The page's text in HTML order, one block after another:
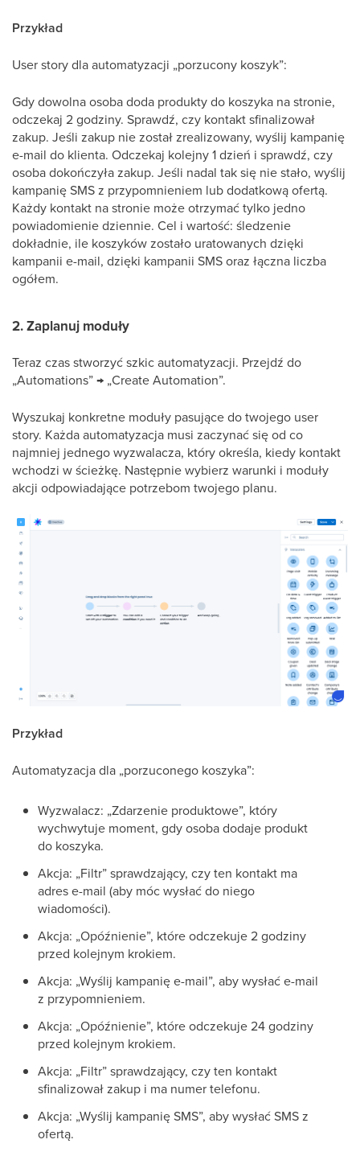
Przykład
User story dla automatyzacji „porzucony koszyk”:
Gdy dowolna osoba doda produkty do koszyka na stronie,
odczekaj 2 godziny. Sprawdź, czy kontakt sfinalizował
zakup. Jeśli zakup nie został zrealizowany, wyślij kampanię
e-mail do klienta. Odczekaj kolejny 1 dzień i sprawdź, czy
osoba dokończyła zakup. Jeśli nadal tak się nie stało, wyślij
kampanię SMS z przypomnieniem lub dodatkową ofertą.
Każdy kontakt na stronie może otrzymać tylko jedno
powiadomienie dziennie. Cel i wartość: śledzenie
dokładnie, ile koszyków zostało uratowanych dzięki
kampanii e-mail, dzięki kampanii SMS oraz łączna liczba
ogółem.
2. Zaplanuj moduły
Teraz czas stworzyć szkic automatyzacji. Przejdź do
„Automations” → „Create Automation”.
Wyszukaj konkretne moduły pasujące do twojego user
story. Każda automatyzacja musi zaczynać się od co
najmniej jednego wyzwalacza, który określa, kiedy kontakt
wchodzi w ścieżkę. Następnie wybierz warunki i moduły
akcji odpowiadające potrzebom twojego planu.
Przykład
Automatyzacja dla „porzuconego koszyka”:
Wyzwalacz: „Zdarzenie produktowe”, który
wychwytuje moment, gdy osoba dodaje produkt
do koszyka.
Akcja: „Filtr” sprawdzający, czy ten kontakt ma
adres e-mail (aby móc wysłać do niego
wiadomości).
Akcja: „Opóźnienie”, które odczekuje 2 godziny
przed kolejnym krokiem.
Akcja: „Wyślij kampanię e-mail”, aby wysłać e-mail
z przypomnieniem.
Akcja: „Opóźnienie”, które odczekuje 24 godziny
przed kolejnym krokiem.
Akcja: „Filtr” sprawdzający, czy ten kontakt
sfinalizował zakup i ma numer telefonu.
Akcja: „Wyślij kampanię SMS”, aby wysłać SMS z
ofertą.